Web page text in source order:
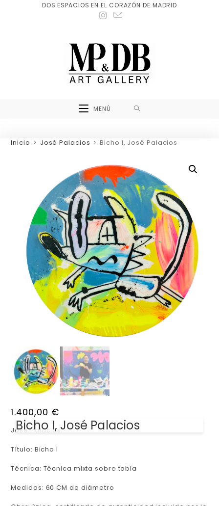
DOS ESPACIOS EN EL CORAZÓN DE MADRID
MENÚ
Inicio > José Palacios > Bicho I, José Palacios
Bicho I, José Palacios
1.400,00 €
José Palacios.
Título: Bicho I
Técnica: Técnica mixta sobre tabla
Medidas: 60 CM de diámetro